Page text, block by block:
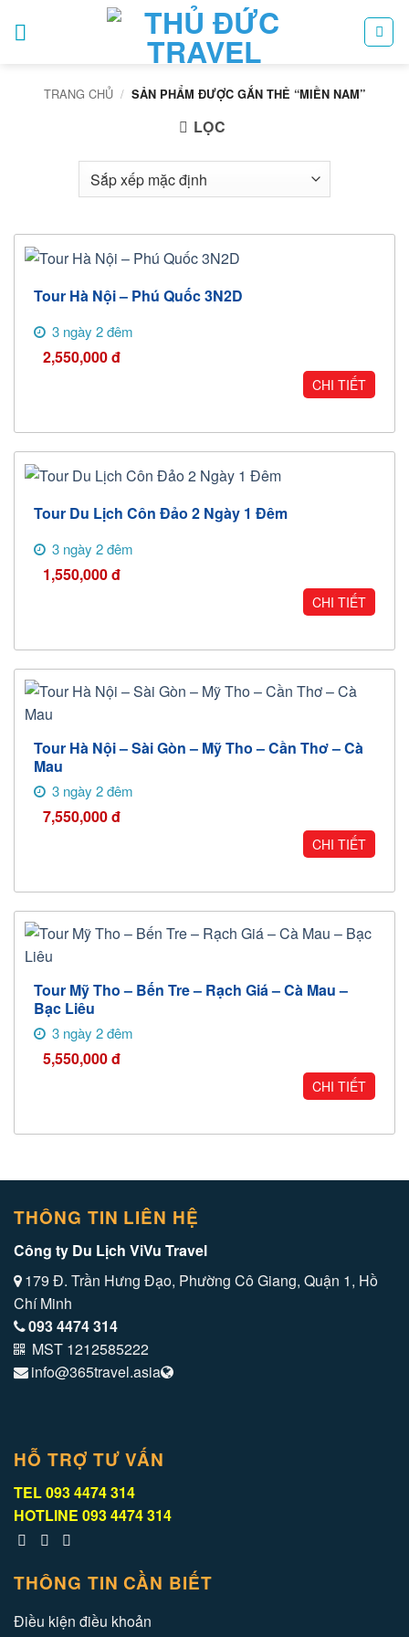
qua
TRANG CHỦ / SẢN PHẨM ĐƯỢC GẮN THẺ “MIỀN NAM”
LỌC
Tour Hà Nội – Phú Quốc 3N2D
3 ngày 2 đêm
2,550,000đ
CHI TIẾT
Tour Du Lịch Côn Đảo 2 Ngày 1 Đêm
3 ngày 2 đêm
1,550,000đ
CHI TIẾT
Tour Hà Nội – Sài Gòn – Mỹ Tho – Cần Thơ – Cà
Mau
3 ngày 2 đêm
7,550,000đ
CHI TIẾT
Tour Mỹ Tho – Bến Tre – Rạch Giá – Cà Mau –
Bạc Liêu
3 ngày 2 đêm
5,550,000đ
CHI TIẾT
THÔNG TIN LIÊN HỆ
Công ty Du Lịch ViVu Travel
179 Đ. Trần Hưng Đạo, Phường Cô Giang, Quận 1, Hồ
Chí Minh
093 4474 314
MST 1212585222
info@365travel.asia
HỖ TRỢ TƯ VẤN
TEL093 4474 314
HOTLINE 093 4474 314
THÔNG TIN CẦN BIẾT
Điều kiện điều khoản